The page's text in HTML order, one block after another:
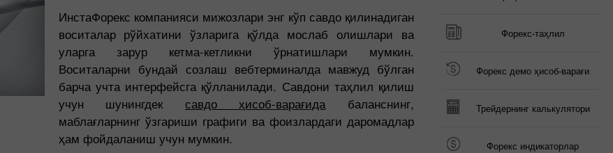
ИнстаФорекс компанияси мижозлари энг кўп савдо қилинадиган
воситалар рўйхатини ўзларига қўлда мослаб олишлари ва
уларга зарур кетма-кетликни ўрнатишлари мумкин.
Воситаларни бундай созлаш вебтерминалда мавжуд бўлган
барча учта интерфейсга қўлланилади. Савдони таҳлил қилиш
учун шунингдек савдо ҳисоб-варағида баланснинг,
маблағларнинг ўзгариши графиги ва фоизлардаги даромадлар
ҳам фойдаланиш учун мумкин.
Форекс-таҳлил
Форекс демо ҳисоб-варағи
Трейдернинг калькулятори
Форекс индикаторлар